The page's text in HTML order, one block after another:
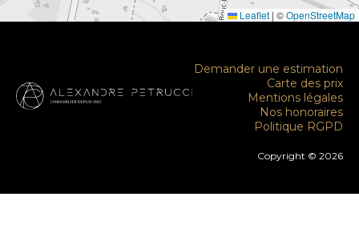
Leaflet | ©OpenStreetMap
Demander une estimation
Carte des prix
Mentions légales
Nos honoraires
Politique RGPD
Copyright © 2026